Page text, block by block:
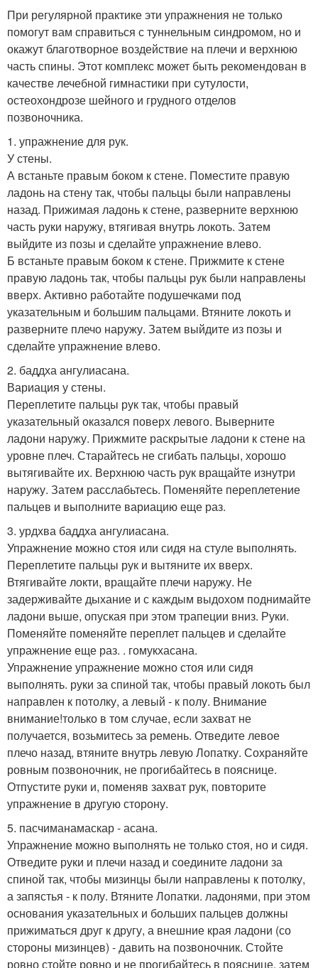
При регулярной практике эти упражнения не только
помогут вам справиться с туннельным синдромом, но и
окажут благотворное воздействие на плечи и верхнюю
часть спины. Этот комплекс может быть рекомендован в
качестве лечебной гимнастики при сутулости,
остеохондрозе шейного и грудного отделов
позвоночника.
1. упражнение для рук.
У стены.
А встаньте правым боком к стене. Поместите правую
ладонь на стену так, чтобы пальцы были направлены
назад. Прижимая ладонь к стене, разверните верхнюю
часть руки наружу, втягивая внутрь локоть. Затем
выйдите из позы и сделайте упражнение влево.
Б встаньте правым боком к стене. Прижмите к стене
правую ладонь так, чтобы пальцы рук были направлены
вверх. Активно работайте подушечками под
указательным и большим пальцами. Втяните локоть и
разверните плечо наружу. Затем выйдите из позы и
сделайте упражнение влево.
2. баддха ангулиасана.
Вариация у стены.
Переплетите пальцы рук так, чтобы правый
указательный оказался поверх левого. Выверните
ладони наружу. Прижмите раскрытые ладони к стене на
уровне плеч. Старайтесь не сгибать пальцы, хорошо
вытягивайте их. Верхнюю часть рук вращайте изнутри
наружу. Затем расслабьтесь. Поменяйте переплетение
пальцев и выполните вариацию еще раз.
3. урдхва баддха ангулиасана.
Упражнение можно стоя или сидя на стуле выполнять.
Переплетите пальцы рук и вытяните их вверх.
Втягивайте локти, вращайте плечи наружу. Не
задерживайте дыхание и с каждым выдохом поднимайте
ладони выше, опуская при этом трапеции вниз. Руки.
Поменяйте поменяйте переплет пальцев и сделайте
упражнение еще раз. . гомукхасана.
Упражнение упражнение можно стоя или сидя
выполнять. руки за спиной так, чтобы правый локоть был
направлен к потолку, а левый - к полу. Внимание
внимание!только в том случае, если захват не
получается, возьмитесь за ремень. Отведите левое
плечо назад, втяните внутрь левую Лопатку. Сохраняйте
ровным позвоночник, не прогибайтесь в пояснице.
Отпустите руки и, поменяв захват рук, повторите
упражнение в другую сторону.
5. пасчиманамаскар - асана.
Упражнение можно выполнять не только стоя, но и сидя.
Отведите руки и плечи назад и соедините ладони за
спиной так, чтобы мизинцы были направлены к потолку,
а запястья - к полу. Втяните Лопатки. ладонями, при этом
основания указательных и больших пальцев должны
прижиматься друг к другу, а внешние края ладони (со
стороны мизинцев) - давить на позвоночник. Стойте
ровно стойте ровно и не прогибайтесь в пояснице. затем